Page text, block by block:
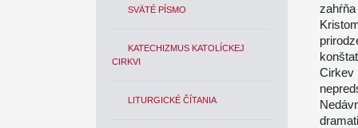
SVÄTÉ PÍSMO
KATECHIZMUS KATOLÍCKEJ
CIRKVI
LITURGICKÉ ČÍTANIA